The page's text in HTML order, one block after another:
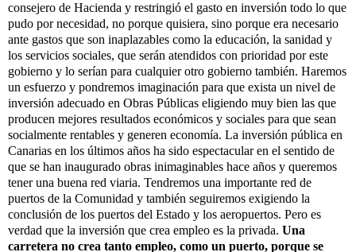
consejero de Hacienda y restringió el gasto en inversión todo lo que
pudo por necesidad, no porque quisiera, sino porque era necesario
ante gastos que son inaplazables como la educación, la sanidad y
los servicios sociales, que serán atendidos con prioridad por este
gobierno y lo serían para cualquier otro gobierno también. Haremos
un esfuerzo y pondremos imaginación para que exista un nivel de
inversión adecuado en Obras Públicas eligiendo muy bien las que
producen mejores resultados económicos y sociales para que sean
socialmente rentables y generen economía. La inversión pública en
Canarias en los últimos años ha sido espectacular en el sentido de
que se han inaugurado obras inimaginables hace años y queremos
tener una buena red viaria. Tendremos una importante red de
puertos de la Comunidad y también seguiremos exigiendo la
conclusión de los puertos del Estado y los aeropuertos. Pero es
verdad que la inversión que crea empleo es la privada. Una
carretera no crea tanto empleo, como un puerto, porque se